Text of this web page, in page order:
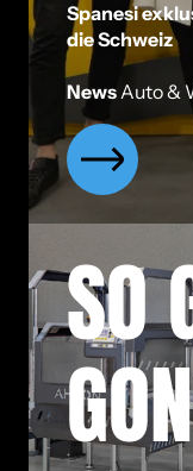
Spanesi
die Schweiz
News Auto &
SO